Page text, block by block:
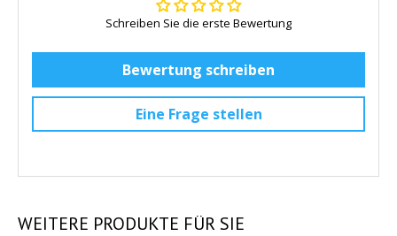
Schreiben Sie die erste Bewertung
Bewertung schreiben
Eine Frage stellen
WEITERE PRODUKTE FÜR SIE